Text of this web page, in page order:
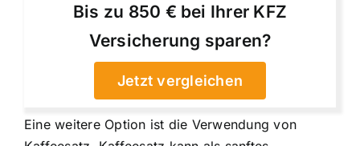
Bis zu 850 € bei Ihrer KFZ
Versicherung sparen?
Jetzt vergleichen
Eine weitere Option ist die Verwendung von